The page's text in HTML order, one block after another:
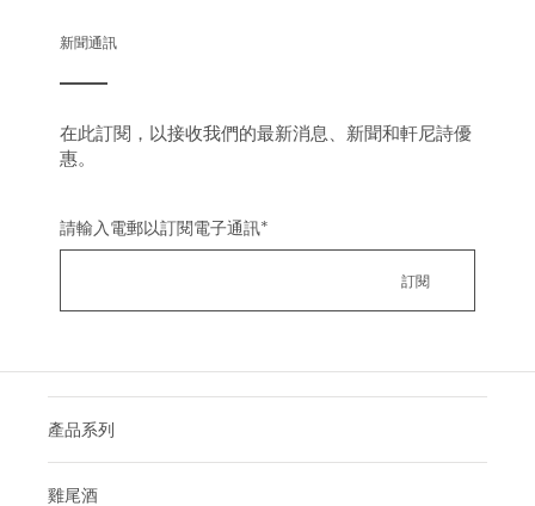
新聞通訊
在此訂閱，以接收我們的最新消息、新聞和軒尼詩優
惠。
請輸入電郵以訂閱電子通訊*
產品系列
雞尾酒